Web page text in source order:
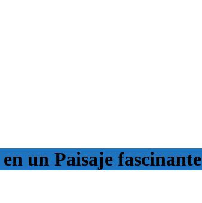
un Paisaje fascinante